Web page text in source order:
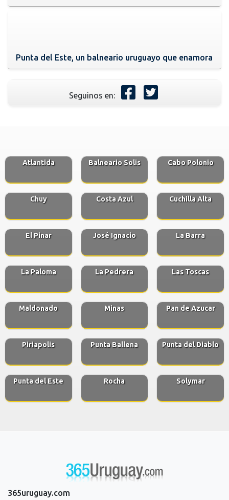
Punta del Este, un balneario uruguayo que enamora
Seguinos en:
Atlantida Balneario Solis Cabo Polonio
Chuy Costa Azul Cuchilla Alta
El Pinar José Ignacio La Barra
La Paloma La Pedrera Las Toscas
Maldonado Minas Pan de Azucar
Piriapolis Punta Ballena Punta del Diablo
Punta del Este Rocha Solymar
365uruguay.com